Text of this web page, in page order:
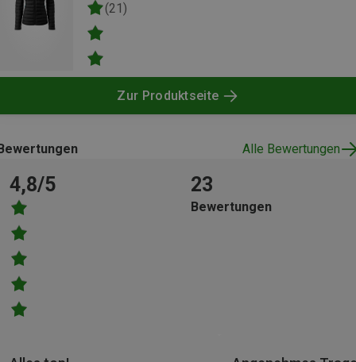
(21)
Zur Produktseite
Alle Bewertungen
4,8/5 23
Bewertungen